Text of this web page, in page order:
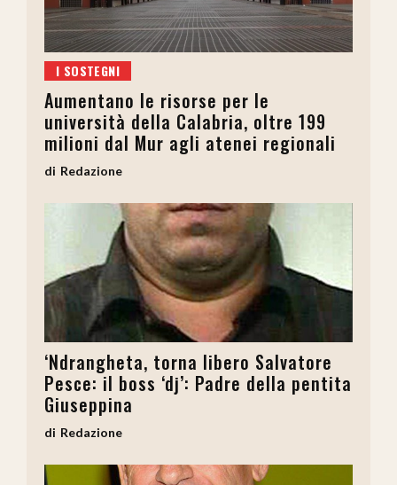
I SOSTEGNI
Aumentano le risorse per le
università della Calabria, oltre 199
milioni dal Mur agli atenei regionali
Redazione
‘Ndrangheta, torna libero Salvatore
Pesce: il boss ‘dj’: Padre della pentita
Giuseppina
Redazione